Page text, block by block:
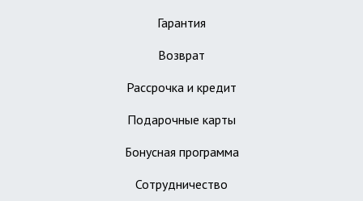
Гарантия
Возврат
Рассрочка и кредит
Подарочные карты
Бонусная программа
Сотрудничество